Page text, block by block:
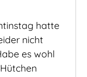
hatte
nicht
es wohl